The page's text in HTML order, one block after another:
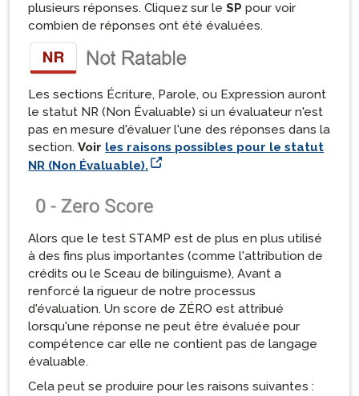
plusieurs réponses. Cliquez sur leSP pour voir
combien de réponses ont été évaluées.
Les sections Écriture, Parole, ou Expression auront
le statut NR (Non Évaluable) si un évaluateur n'est
pas en mesure d'évaluer l'une des réponses dans la
section.Voir les raisons possibles pour le statut
NR (Non Évaluable).
Alors que le test STAMP est de plus en plus utilisé
à des fins plus importantes (comme l'attribution de
crédits ou le Sceau de bilinguisme), Avant a
renforcé la rigueur de notre processus
d'évaluation. Un score de ZÉRO est attribué
lorsqu'une réponse ne peut être évaluée pour
compétence car elle ne contient pas de langage
évaluable.
Cela peut se produire pour les raisons suivantes :